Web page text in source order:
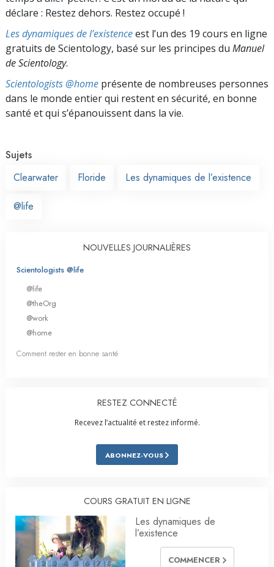
déclare : Restez dehors. Restez occupé !
Les dynamiques de l’existenceest l’un des 19 cours en ligne
gratuits de Scientology, basé sur les principes du Manuel
de Scientology.
Scientologists @home présente de nombreuses personnes
dans le monde entier qui restent en sécurité, en bonne
santé et qui s’épanouissent dans la vie.
Sujets
Clearwater
Floride Les dynamiques de l’existence
@life
NOUVELLES JOURNALIÈRES
Scientologists @life
@life
@theOrg
@work
@home
Comment rester en bonne santé
RESTEZ CONNECTÉ
Recevez l’actualité et restez informé.
ABONNEZ-VOUS
COURS GRATUIT EN LIGNE
Les dynamiques de
l’existence
COMMENCER